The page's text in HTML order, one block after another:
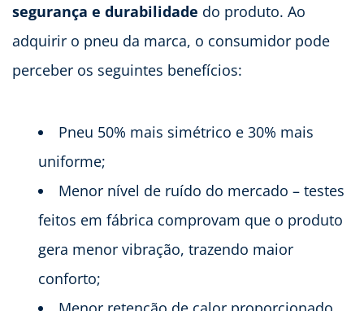
segurança e durabilidade do produto. Ao
adquirir o pneu da marca, o consumidor pode
perceber os seguintes benefícios:
Pneu 50% mais simétrico e 30% mais
uniforme;
Menor nível de ruído do mercado – testes
feitos em fábrica comprovam que o produto
gera menor vibração, trazendo maior
conforto;